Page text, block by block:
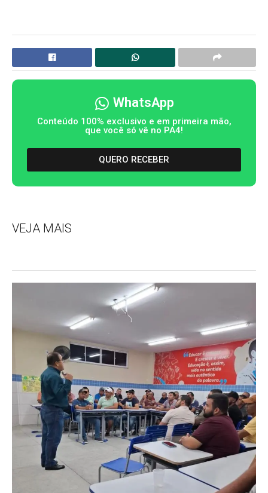
WhatsApp
Conteúdo 100% exclusivo e em primeira mão,
que você só vê no PA4!
QUERO RECEBER
VEJA MAIS